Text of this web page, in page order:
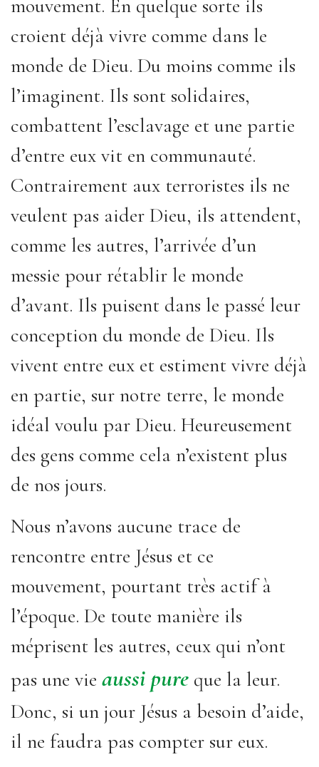
mouvement. En quelque sorte ils
croient déjà vivre comme dans le
monde de Dieu. Du moins comme ils
l’imaginent. Ils sont solidaires,
combattent l’esclavage et une partie
d’entre eux vit en communauté.
Contrairement aux terroristes ils ne
veulent pas aider Dieu, ils attendent,
comme les autres, l’arrivée d’un
messie pour rétablir le monde
d’avant. Ils puisent dans le passé leur
conception du monde de Dieu. Ils
vivent entre eux et estiment vivre déjà
en partie, sur notre terre, le monde
idéal voulu par Dieu. Heureusement
des gens comme cela n’existent plus
de nos jours.
Nous n’avons aucune trace de
rencontre entre Jésus et ce
mouvement, pourtant très actif à
l’époque. De toute manière ils
méprisent les autres, ceux qui n’ont
pas une vie aussi pure que la leur.
Donc, si un jour Jésus a besoin d’aide,
il ne faudra pas compter sur eux.